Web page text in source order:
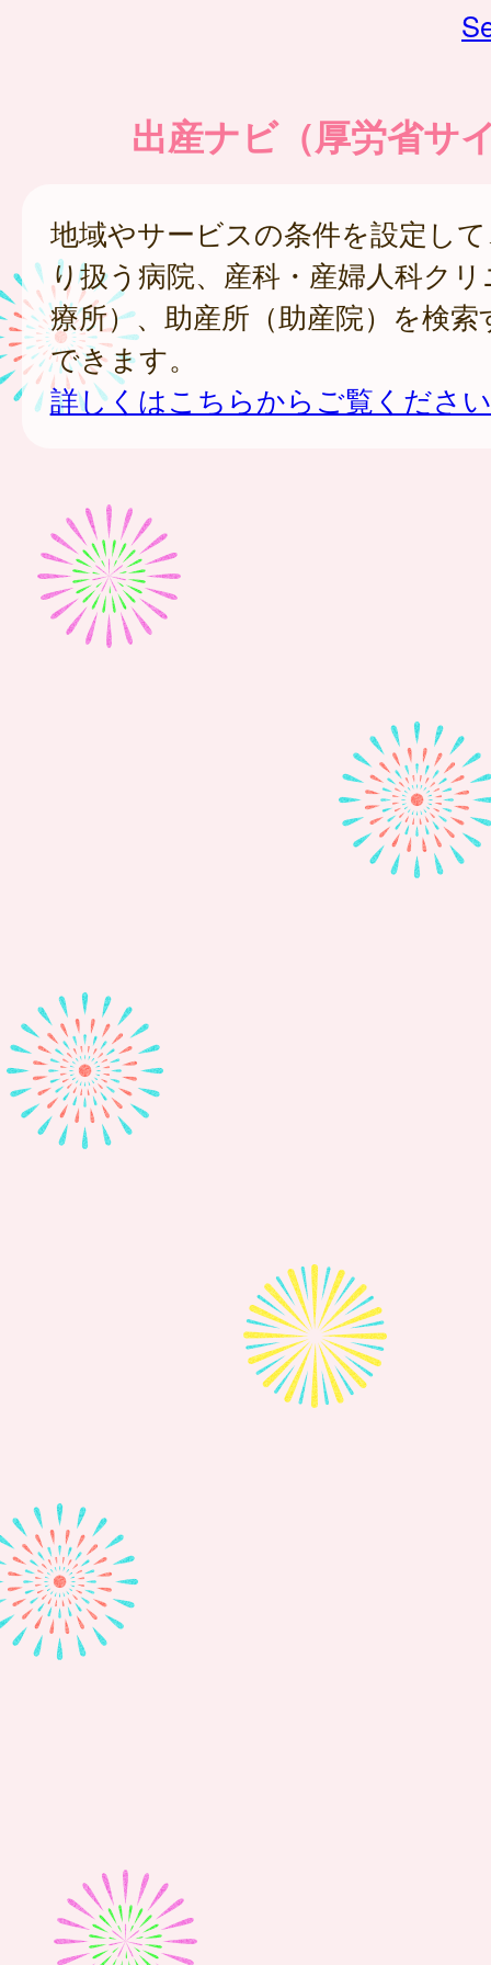
出産ナビ（厚労省サ
地域やサービスの条件を設定し
り扱う病院、産科・産婦人科ク
療所）、助産所（助産院）を検
できます。
詳しくはこちらからご覧くださ